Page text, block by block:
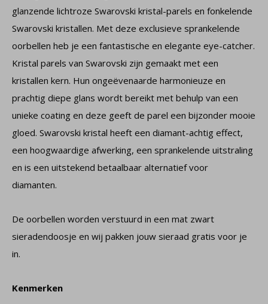
glanzende lichtroze Swarovski kristal-parels en fonkelende
Swarovski kristallen. Met deze exclusieve sprankelende
oorbellen heb je een fantastische en elegante eye-catcher.
Kristal parels van Swarovski zijn gemaakt met een
kristallen kern. Hun ongeëvenaarde harmonieuze en
prachtig diepe glans wordt bereikt met behulp van een
unieke coating en deze geeft de parel een bijzonder mooie
gloed. Swarovski kristal heeft een diamant-achtig effect,
een hoogwaardige afwerking, een sprankelende uitstraling
en is een uitstekend betaalbaar alternatief voor
diamanten.
De oorbellen worden verstuurd in een mat zwart
sieradendoosje en wij pakken jouw sieraad gratis voor je
in.
Kenmerken